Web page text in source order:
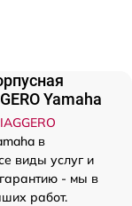
Yamaha
в
виды услуг и
- мы в
работ.